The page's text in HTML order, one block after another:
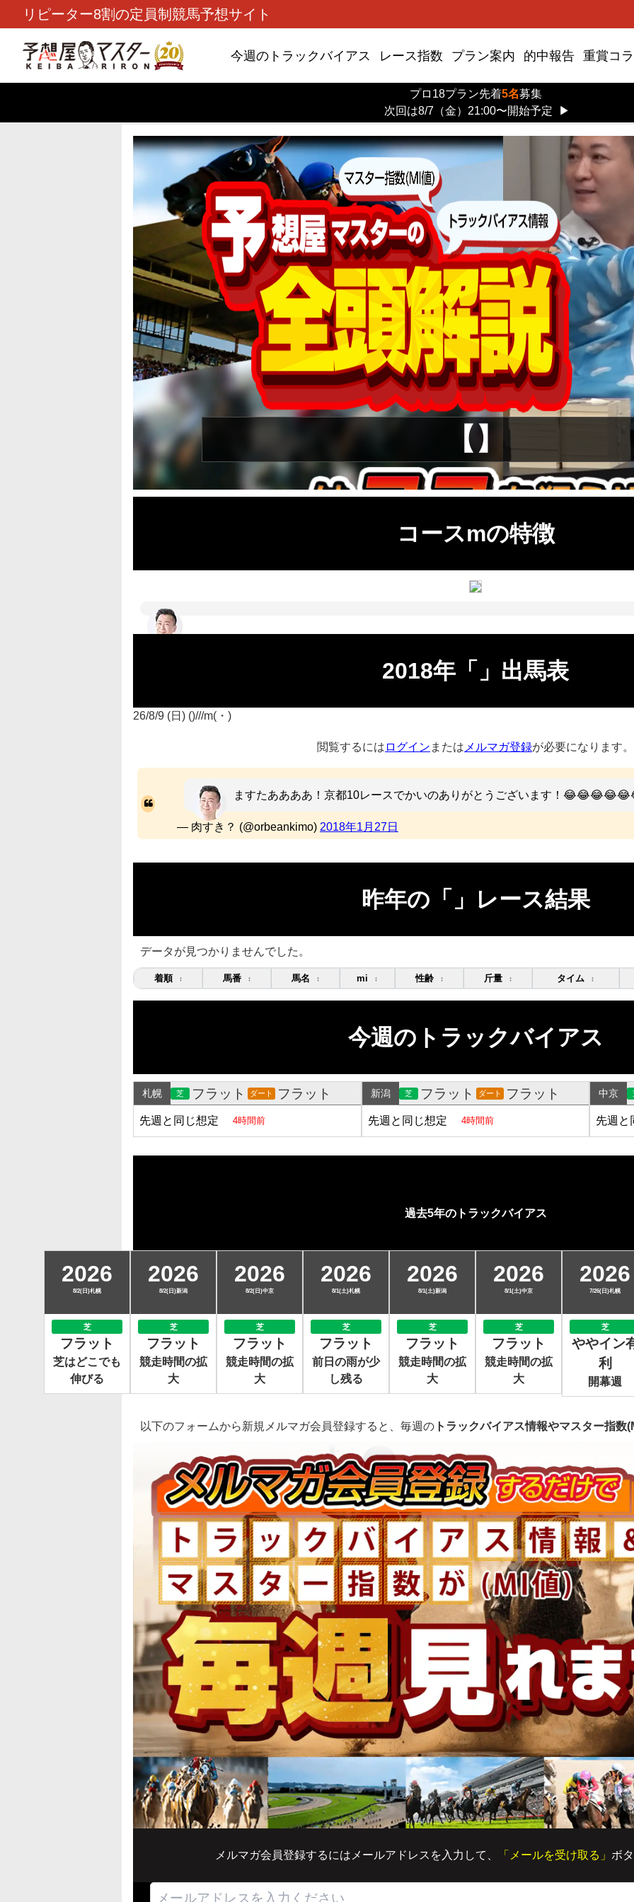
リピーター8割の定員制競馬予想サイト
今週のトラックバイアス レース指数 プラン案内 的中報告 重賞コ
プロ18プラン先着5名募集
次回は8/7（金）21:00〜開始予定
▶
【】
コースmの特徴
2018年「」出馬表
26/8/9 (日) ()///m(・)
閲覧するには ログイン または メルマガ登録が必要になります。
ますたああああ！京都10レースでかいのありがとうございます！
— 肉すき？ (@orbeankimo) 2018年1月27日
昨年の「」レース結果
データが見つかりませんでした。
着順 ↕ 馬番 ↕ 馬名 ↕ mi ↕ 性齢 ↕ 斤量 ↕ タイム ↕
今週のトラックバイアス
札幌 芝 フラット ダート フラット
先週と同じ想定 4時間前
新潟 芝 フラット ダート フラット
先週と同じ想定 4時間前
中京
先週と
過去5年のトラックバイアス
2026
8/2(日)札幌
芝
フラット
芝はどこでも
伸びる
2026
8/2(日)新潟
芝
フラット
競走時間の拡
大
2026
8/2(日)中京
芝
フラット
競走時間の拡
大
2026
8/1(土)札幌
芝
フラット
前日の雨が少
し残る
2026
8/1(土)新潟
芝
フラット
競走時間の拡
大
2026
8/1(土)中京
芝
フラット
競走時間の拡
大
2026
7/26(日)札幌
芝
ややイン
利
開幕週
以下のフォームから新規メルマガ会員登録すると、毎週の トラックバイアス情報やマスター指数
メルマガ会員登録するにはメールアドレスを入力して、 「メールを受け取る」 ボ